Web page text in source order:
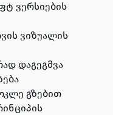
ვერსიების
ვიზუალის
დაგეგმვა
გზებით